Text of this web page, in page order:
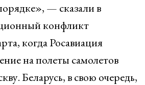
— сказали в
конфликт
когда Росавиация
на полеты самолетов
Беларусь, в свою очередь,